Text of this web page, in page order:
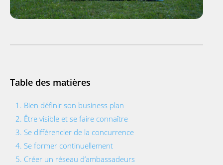
Table des matières
1. Bien définir son business plan
2. Être visible et se faire connaître
3. Se différencier de la concurrence
4. Se former continuellement
5. Créer un réseau d’ambassadeurs